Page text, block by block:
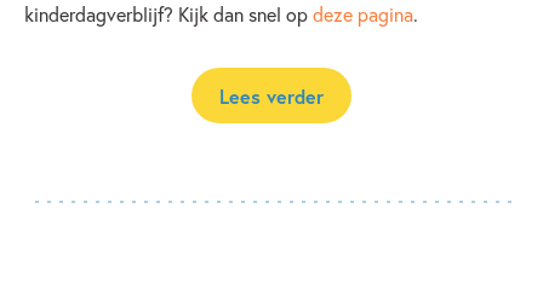
kinderdagverblijf? Kijk dan snel opdeze pagina.
Lees verder